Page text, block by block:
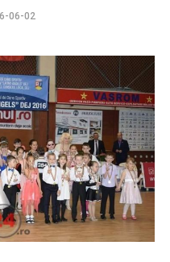
06-02